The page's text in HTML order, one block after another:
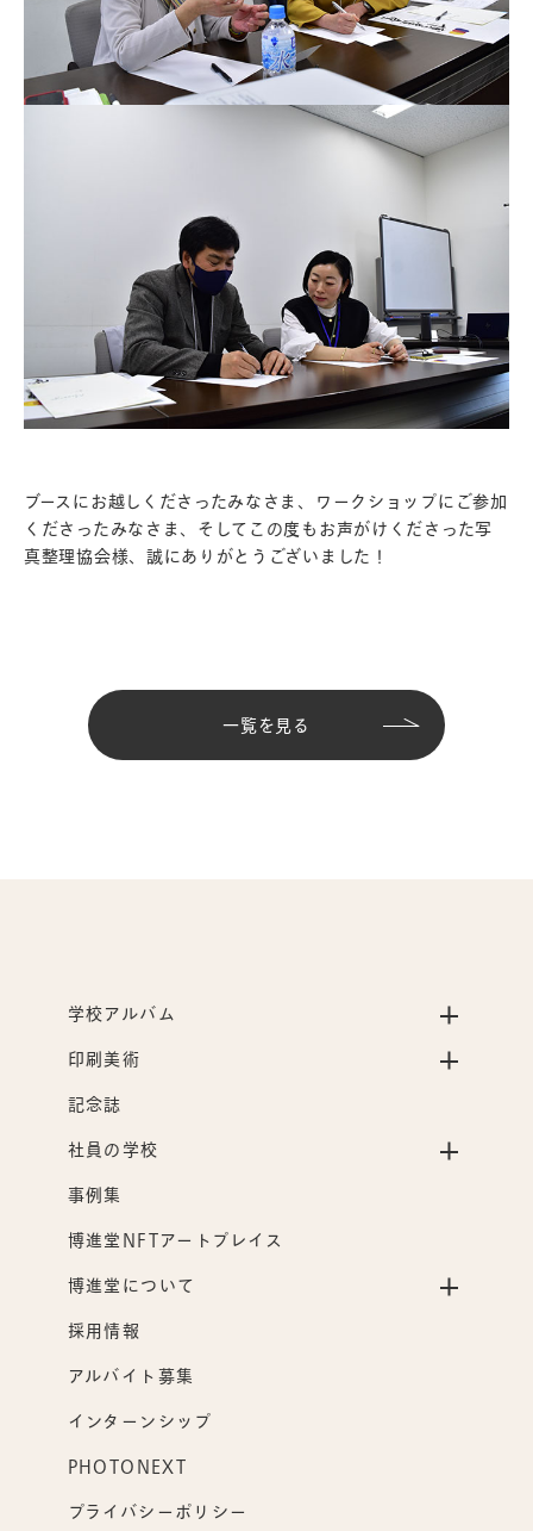
ブースにお越しくださったみなさま、ワークショップにご参加
くださったみなさま、そしてこの度もお声がけくださった写
真整理協会様、誠にありがとうございました！
一覧を見る
学校アルバム
印刷美術
記念誌
社員の学校
事例集
博進堂NFTアートプレイス
博進堂について
採用情報
アルバイト募集
インターンシップ
PHOTONEXT
プライバシーポリシー